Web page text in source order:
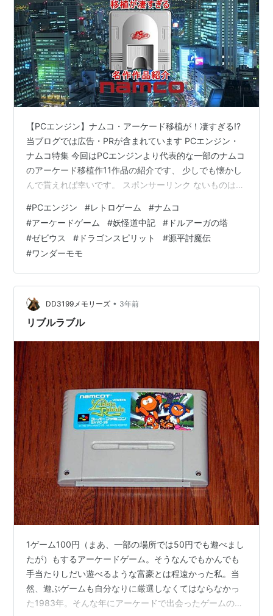
【PCエンジン】ナムコ・アーケード移植が！凄すぎる!?
当ブログでは広告・PRが含まれています PCエンジン・
ナムコ特集 今回はPCエンジンより代表的な一部のナムコ
のアーケード移植作11作品の紹介です、 少しでも懐かし
んで貰えれば幸いです。 スポンサーリンク ないものはな
youtu.be 源平討魔伝 1・源平討魔伝 発売日：1990年3月
16日 アーケード版の売りであったボイス、大型キャラク
ター、3重スクロールは当時の家庭用ゲーム機としてはか
なり忠実に再現された完成度の高いアクションゲームで
す ギャラガ88 2・ギャラガ‘88 発売日：1988…
#PCエンジン #レトロゲーム #ナムコ
#アーケードゲーム #妖怪道中記 # ドルアーガの塔
#ゼビウス # ドラゴンスピリット #源平討魔伝
#ワンダーモモ
DD3199メモリーズ • 3年前
リブルラブル
1ゲーム100円（まあ、一部の場所では50円でも遊べまし
たが）もするアーケードゲーム。そうなんでもかんでも
手当たりしだい遊べるような富豪とは程遠かった私。当
然、遊ぶゲームも自分なりに厳選しなくてはならなかっ
た1983年。そんな年にアーケードで出会ったゲームの中